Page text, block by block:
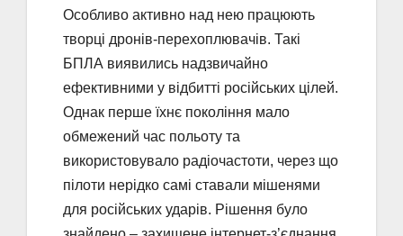
Особливо активно над нею працюють
творці дронів-перехоплювачів. Такі
БПЛА виявились надзвичайно
ефективними у відбитті російських цілей.
Однак перше їхнє покоління мало
обмежений час польоту та
використовувало радіочастоти, через що
пілоти нерідко самі ставали мішенями
для російських ударів. Рішення було